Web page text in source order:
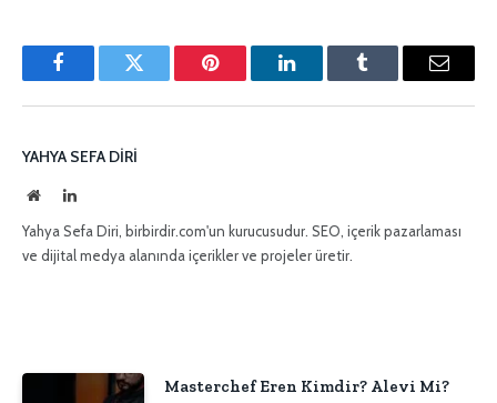
FacebookTwitter Pinterest'inLinkedInTumblr
E-
YAHYA SEFA DIRI
İnternetLinkedIn
Yahya Sefa Diri, birbirdir.com'un kurucusudur. SEO, içerik pazarlaması
ve dijital medya alanında içerikler ve projeler üretir.
Masterchef Eren Kimdir? Alevi Mi?